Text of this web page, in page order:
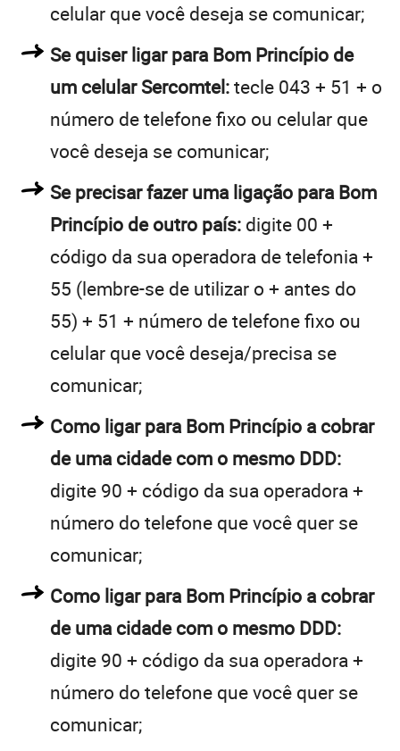
celular que você deseja se comunicar;
Se quiser ligar para Bom Princípio de
um celular Sercomtel:tecle 043 + 51 + o
número de telefone fixo ou celular que
você deseja se comunicar;
Se precisar fazer uma ligação para Bom
Princípio de outro país: digite 00 +
código da sua operadora de telefonia +
55 (lembre-se de utilizar o + antes do
55) + 51 + número de telefone fixo ou
celular que você deseja/precisa se
comunicar;
Como ligar para Bom Princípio a cobrar
de uma cidade com o mesmo DDD:
digite 90 + código da sua operadora +
número do telefone que você quer se
comunicar;
Como ligar para Bom Princípio a cobrar
de uma cidade com o mesmo DDD:
digite 90 + código da sua operadora +
número do telefone que você quer se
comunicar;